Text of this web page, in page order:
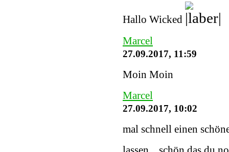
Hallo Wicked
Marcel
27.09.2017, 11:59
Moin Moin
Marcel
27.09.2017, 10:02
mal schnell einen